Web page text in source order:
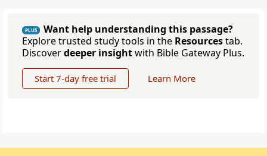
PLUS
Want help understanding this passage?
Explore trusted study tools in the Resourcestab.
Discoverdeeper insightwith Bible Gateway Plus.
Start 7-day free trial Learn More